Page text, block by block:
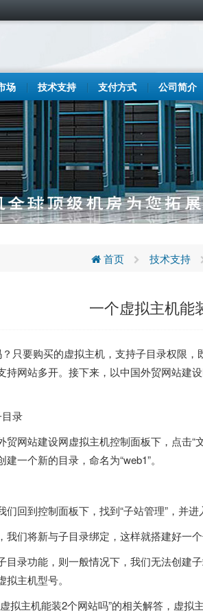
场 技术支持 支付方式 公司简介
首页 技术支持
一个虚拟主机能
只要购买的虚拟主机 ，支持子目录权限
持网站多开。接下来，以中国外贸网站建设
录
贸网站建设网虚拟主机控制面板下，点击“
一个新的目录，命名为“web1”。
回到控制面板下，找到“子站管理”，并进
我们将新与子目录绑定，这样就搭建好一个
目录功能，则一般情况下，我们无法创建
拟主机型号。
虚拟主机能装2个网站吗”的相关解答， 虚拟